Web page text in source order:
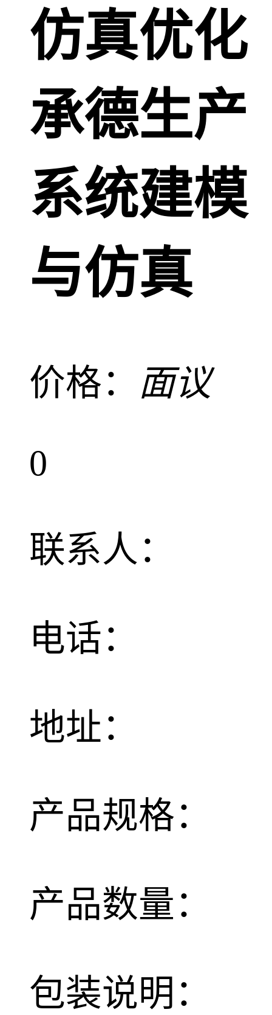
仿真优化
承德生产
系统建模
与仿真
价格： 面议
0
联系人：
电话：
地址：
产品规格：
产品数量：
包装说明：